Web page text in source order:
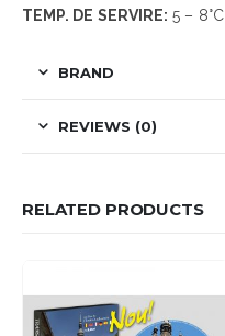
TEMP. DE SERVIRE: 5 – 8°C.
BRAND
REVIEWS (0)
RELATED PRODUCTS